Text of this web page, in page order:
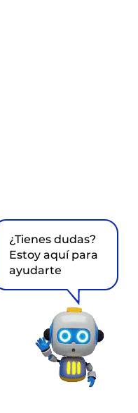
¿Tienes dudas?
Estoy aquí para
ayudarte